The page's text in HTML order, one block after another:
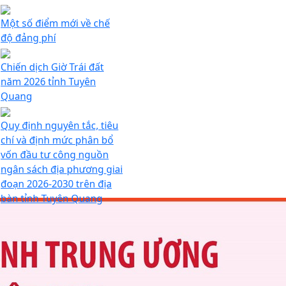
Một số điểm mới về chế
độ đảng phí
Chiến dịch Giờ Trái đất
năm 2026 tỉnh Tuyên
Quang
Quy định nguyên tắc, tiêu
chí và định mức phân bổ
vốn đầu tư công nguồn
ngân sách địa phương giai
đoạn 2026-2030 trên địa
bàn tỉnh Tuyên Quang